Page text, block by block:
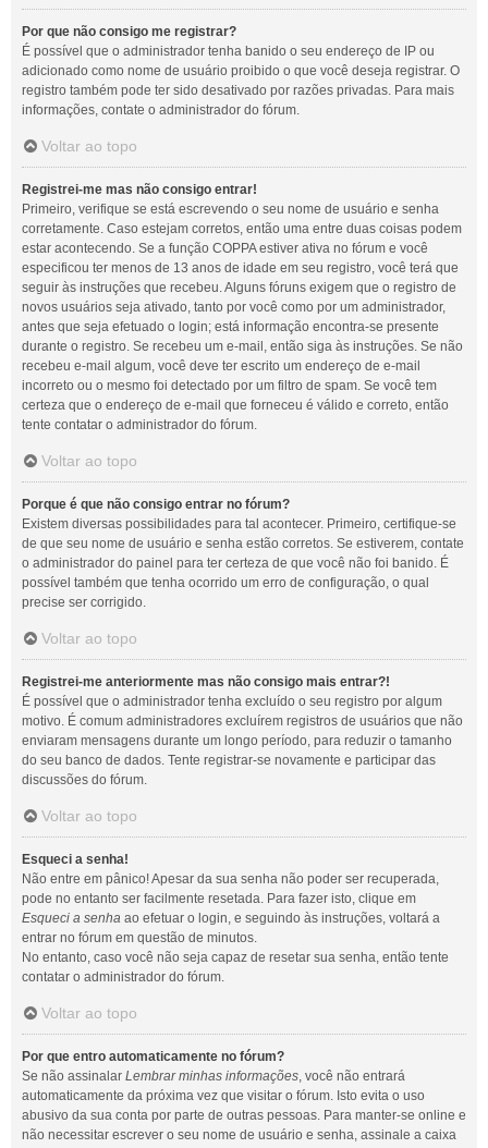
Por que não consigo me registrar?
É possível que o administrador tenha banido o seu endereço de IP ou
adicionado como nome de usuário proibido o que você deseja registrar. O
registro também pode ter sido desativado por razões privadas. Para mais
informações, contate o administrador do fórum.
Voltar ao topo
Registrei-me mas não consigo entrar!
Primeiro, verifique se está escrevendo o seu nome de usuário e senha
corretamente. Caso estejam corretos, então uma entre duas coisas podem
estar acontecendo. Se a função COPPA estiver ativa no fórum e você
especificou ter menos de 13 anos de idade em seu registro, você terá que
seguir às instruções que recebeu. Alguns fóruns exigem que o registro de
novos usuários seja ativado, tanto por você como por um administrador,
antes que seja efetuado o login; está informação encontra-se presente
durante o registro. Se recebeu um e-mail, então siga às instruções. Se não
recebeu e-mail algum, você deve ter escrito um endereço de e-mail
incorreto ou o mesmo foi detectado por um filtro de spam. Se você tem
certeza que o endereço de e-mail que forneceu é válido e correto, então
tente contatar o administrador do fórum.
Voltar ao topo
Porque é que não consigo entrar no fórum?
Existem diversas possibilidades para tal acontecer. Primeiro, certifique-se
de que seu nome de usuário e senha estão corretos. Se estiverem, contate
o administrador do painel para ter certeza de que você não foi banido. É
possível também que tenha ocorrido um erro de configuração, o qual
precise ser corrigido.
Voltar ao topo
Registrei-me anteriormente mas não consigo mais entrar?!
É possível que o administrador tenha excluído o seu registro por algum
motivo. É comum administradores excluírem registros de usuários que não
enviaram mensagens durante um longo período, para reduzir o tamanho
do seu banco de dados. Tente registrar-se novamente e participar das
discussões do fórum.
Voltar ao topo
Esqueci a senha!
Não entre em pânico! Apesar da sua senha não poder ser recuperada,
pode no entanto ser facilmente resetada. Para fazer isto, clique em
Esqueci a senha ao efetuar o login, e seguindo às instruções, voltará a
entrar no fórum em questão de minutos.
No entanto, caso você não seja capaz de resetar sua senha, então tente
contatar o administrador do fórum.
Voltar ao topo
Por que entro automaticamente no fórum?
Se não assinalar Lembrar minhas informações, você não entrará
automaticamente da próxima vez que visitar o fórum. Isto evita o uso
abusivo da sua conta por parte de outras pessoas. Para manter-se online e
não necessitar escrever o seu nome de usuário e senha, assinale a caixa